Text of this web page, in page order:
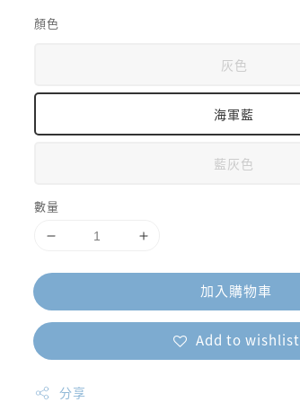
顏色
灰色
海軍藍
藍灰色
數量
加入購物車
Add to wishlist
分享